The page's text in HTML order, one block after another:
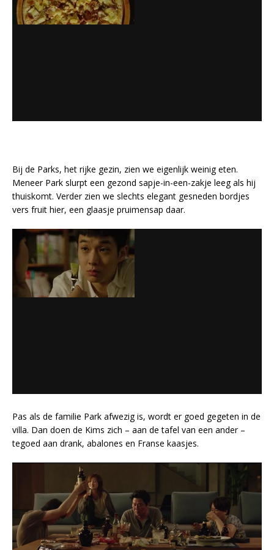
Bij de Parks, het rijke gezin, zien we eigenlijk weinig eten.
Meneer Park slurpt een gezond sapje-in-een-zakje leeg als hij
thuiskomt. Verder zien we slechts elegant gesneden bordjes
vers fruit hier, een glaasje pruimensap daar.
Pas als de familie Park afwezig is, wordt er goed gegeten in de
villa. Dan doen de Kims zich – aan de tafel van een ander –
tegoed aan drank, abalones en Franse kaasjes.